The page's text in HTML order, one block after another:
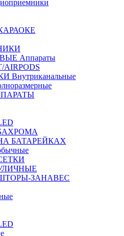
Аппараты
БАХРОМА
НА БАТАРЕЙКАХ
ШТОРЫ-ЗАНАВЕС